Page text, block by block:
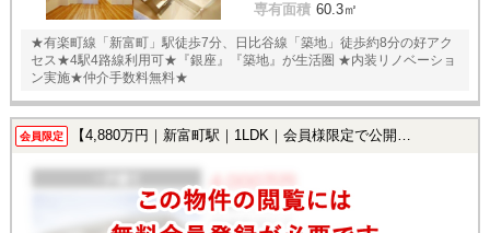
専有面積 60.3㎡
★有楽町線「新富町」駅徒歩7分、日比谷線「築地」徒歩約8分の好アク
セス★4駅4路線利用可★『銀座』『築地』が生活圏 ★内装リノベーショ
ン実施★仲介手数料無料★
会員限定 【4,880万円｜新富町駅｜1LDK｜会員様限定で公開中！】